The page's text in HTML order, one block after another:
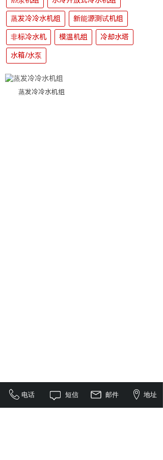
蒸发冷冷水机组 新能源测试机组
非标冷水机 模温机组 冷却水塔
水箱/水泵
蒸发冷冷水机组
电话 短信 邮件 地址